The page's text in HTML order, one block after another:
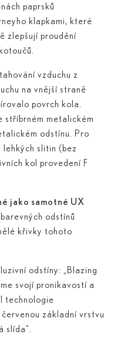
paprsků
klapkami, které
zlepšují proudění
vzduchu z
na vnější straně
povrch kola.
stříbrném metalickém
odstínu. Pro
slitin (bez
kol provedení F
jako samotné UX
odstínů
křivky tohoto
odstíny: „Blazing
svojí pronikavostí a
technologie
základní vrstvu
slída“.